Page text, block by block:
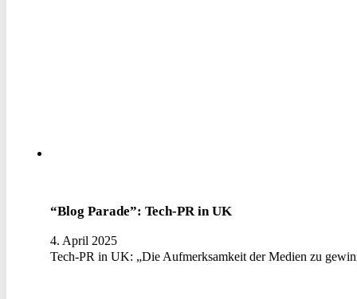
“Blog Parade”: Tech-PR in UK
4. April 2025
Tech-PR in UK: „Die Aufmerksamkeit der Medien zu